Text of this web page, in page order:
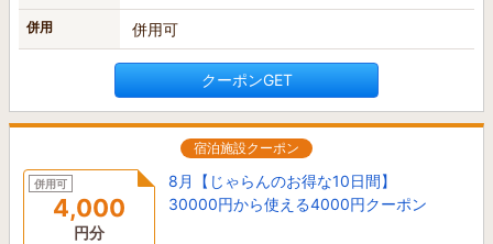
併用 併用可
クーポンGET
宿泊施設クーポン
併用可
4,000
円分
8月【じゃらんのお得な10日間】
30000円から使える4000円クーポン